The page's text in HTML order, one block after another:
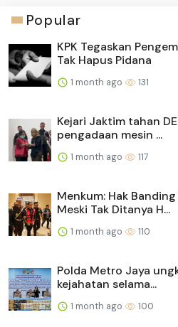
Popular
KPK Tegaskan
Tak Hapus Pidana
1 month ago 131
Kejari Jaktim tahan
pengadaan mesin ...
1 month ago 117
Menkum: Hak
Meski Tak Ditanya H...
1 month ago 110
Polda Metro Jaya
kejahatan selama...
1 month ago 100